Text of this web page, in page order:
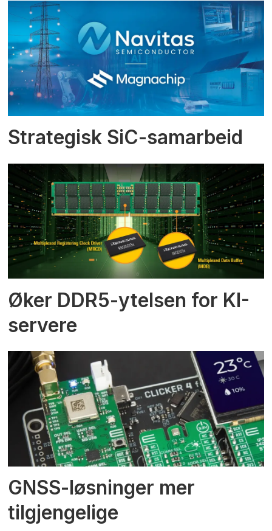
Strategisk SiC-samarbeid
Øker DDR5-ytelsen for KI-
servere
GNSS-løsninger mer
tilgjengelige